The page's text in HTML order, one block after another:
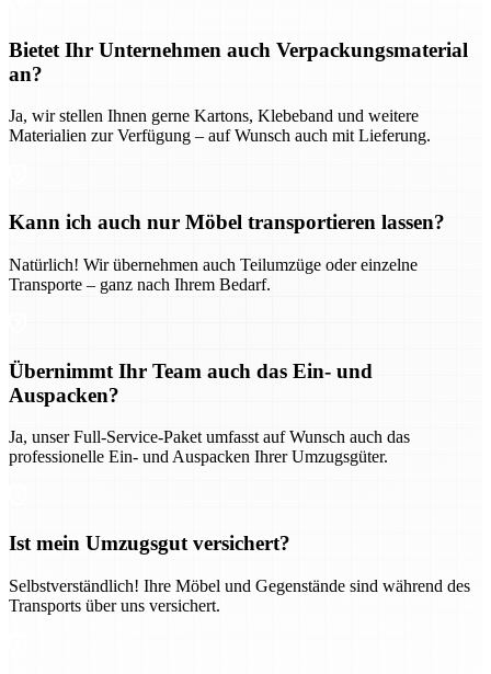
Bietet Ihr Unternehmen auch Verpackungsmaterial
an?
Ja, wir stellen Ihnen gerne Kartons, Klebeband und weitere
Materialien zur Verfügung – auf Wunsch auch mit Lieferung.
Kann ich auch nur Möbel transportieren lassen?
Natürlich! Wir übernehmen auch Teilumzüge oder einzelne
Transporte – ganz nach Ihrem Bedarf.
Übernimmt Ihr Team auch das Ein- und
Auspacken?
Ja, unser Full-Service-Paket umfasst auf Wunsch auch das
professionelle Ein- und Auspacken Ihrer Umzugsgüter.
Ist mein Umzugsgut versichert?
Selbstverständlich! Ihre Möbel und Gegenstände sind während des
Transports über uns versichert.